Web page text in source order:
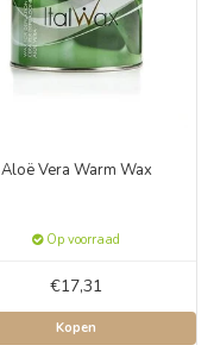
Aloë Vera Warm Wax
Op voorraad
€17,31
Kopen